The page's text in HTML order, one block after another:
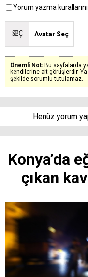
Yorum yazma
Avatar Seç
Önemli Not: Bu sayfalarda
kendilerine ait görüşlerdir.
şekilde sorumlu tutulamaz.
Henüz yorum
Konya’da
çıkan